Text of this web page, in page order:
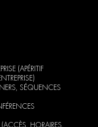
(APÉRITIF
SÉQUENCES